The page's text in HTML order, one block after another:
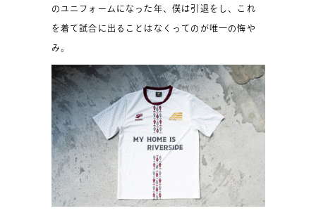
のユニフォームになった年、僕は引退をし、これ
を着て試合に出ることはなくってのが唯一の悔や
み。